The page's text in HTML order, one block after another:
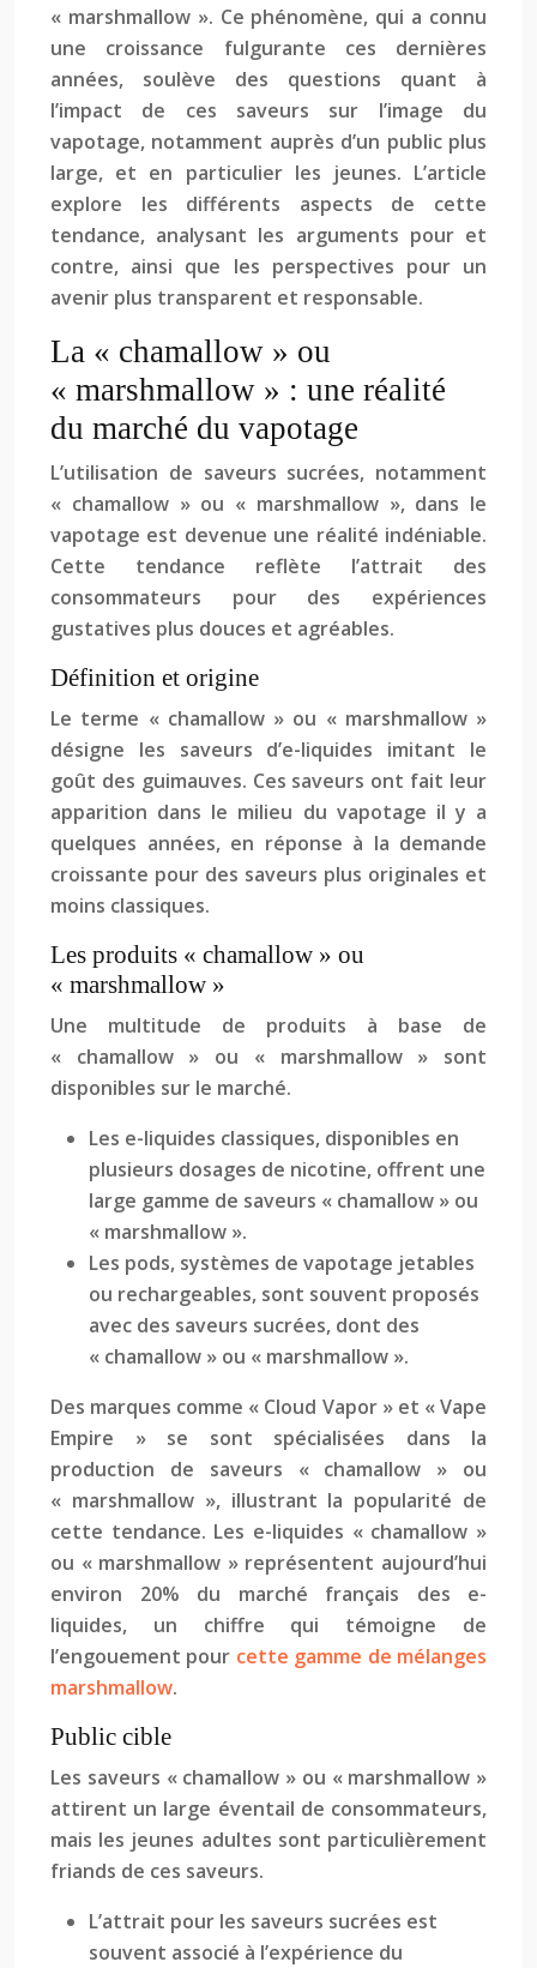
« marshmallow ». Ce phénomène, qui a connu
une croissance fulgurante ces dernières
années, soulève des questions quant à
l’impact de ces saveurs sur l’image du
vapotage, notamment auprès d’un public plus
large, et en particulier les jeunes. L’article
explore les différents aspects de cette
tendance, analysant les arguments pour et
contre, ainsi que les perspectives pour un
avenir plus transparent et responsable.
La « chamallow » ou
« marshmallow » : une réalité
du marché du vapotage
L’utilisation de saveurs sucrées, notamment
« chamallow » ou « marshmallow », dans le
vapotage est devenue une réalité indéniable.
Cette tendance reflète l’attrait des
consommateurs pour des expériences
gustatives plus douces et agréables.
Définition et origine
Le terme « chamallow » ou « marshmallow »
désigne les saveurs d’e-liquides imitant le
goût des guimauves. Ces saveurs ont fait leur
apparition dans le milieu du vapotage il y a
quelques années, en réponse à la demande
croissante pour des saveurs plus originales et
moins classiques.
Les produits « chamallow » ou
« marshmallow »
Une multitude de produits à base de
« chamallow » ou « marshmallow » sont
disponibles sur le marché.
Les e-liquides classiques, disponibles en
plusieurs dosages de nicotine, offrent une
large gamme de saveurs « chamallow » ou
« marshmallow ».
Les pods, systèmes de vapotage jetables
ou rechargeables, sont souvent proposés
avec des saveurs sucrées, dont des
« chamallow » ou « marshmallow ».
Des marques comme « Cloud Vapor » et « Vape
Empire » se sont spécialisées dans la
production de saveurs « chamallow » ou
« marshmallow », illustrant la popularité de
cette tendance. Les e-liquides « chamallow »
ou « marshmallow » représentent aujourd’hui
environ 20% du marché français des e-
liquides, un chiffre qui témoigne de
l’engouement pour cette gamme de mélanges
marshmallow.
Public cible
Les saveurs « chamallow » ou « marshmallow »
attirent un large éventail de consommateurs,
mais les jeunes adultes sont particulièrement
friands de ces saveurs.
L’attrait pour les saveurs sucrées est
souvent associé à l’expérience du